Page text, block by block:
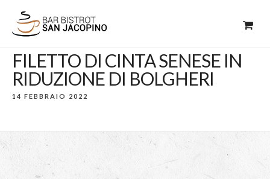
FILETTO DI CINTA SENESE IN
RIDUZIONE DI BOLGHERI
14 FEBBRAIO 2022